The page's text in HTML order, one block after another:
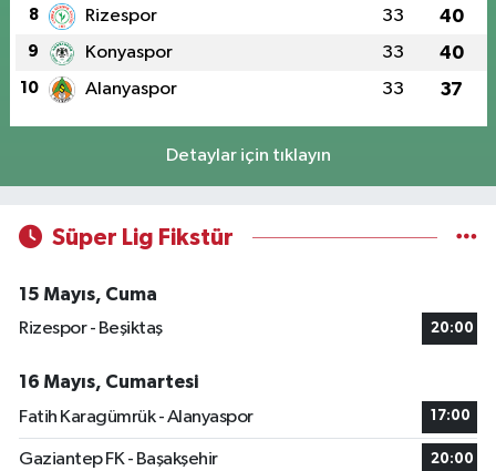
8 Rizespor 33 40
9 Konyaspor 33 40
10 Alanyaspor 33 37
Detaylar için tıklayın
Süper Lig Fikstür
15 Mayıs, Cuma
Rizespor - Beşiktaş
20:00
16 Mayıs, Cumartesi
Fatih Karagümrük - Alanyaspor
17:00
Gaziantep FK - Başakşehir 20:00